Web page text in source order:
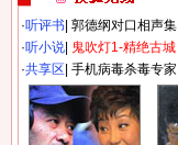
·听评书 郭德纲对口相声集
·听小说 鬼吹灯1-精绝古城
·共享区 手机病毒杀毒专家